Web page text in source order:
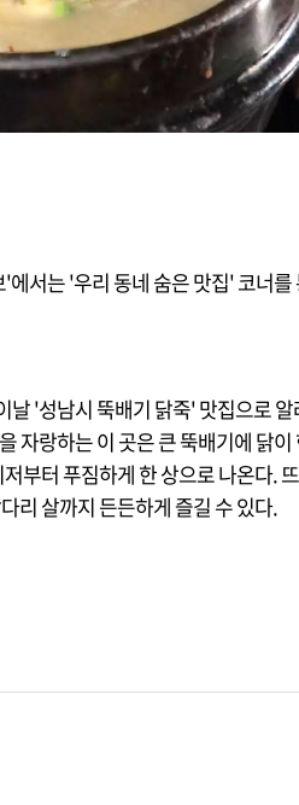
서는 '우리 동네 숨은 맛집' 코너를
'성남시 뚝배기 닭죽' 맛집으로
자랑하는 이 곳은 큰 뚝배기에 닭
부터 푸짐하게 한 상으로 나온다.
리 살까지 든든하게 즐길 수 있다.